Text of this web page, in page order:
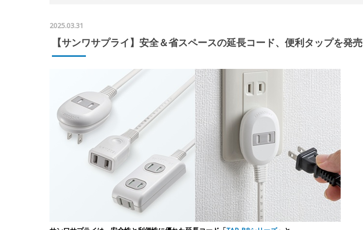
2025.03.31
【サンワサプライ】安全＆省スペースの延長コード、便利タップを発売